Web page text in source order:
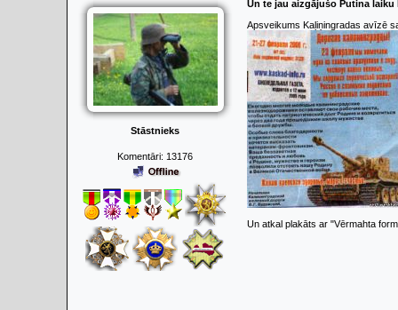
Stāstnieks
Komentāri: 13176
Un te jau aizgājušo Putina laiku
Apsveikums Kaļiņingradas avīzē
Un atkal plakāts ar "Vērmahta